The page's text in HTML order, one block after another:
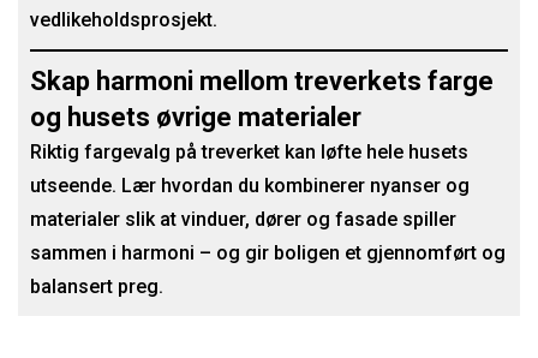
vedlikeholdsprosjekt.
Skap harmoni mellom treverkets farge
og husets øvrige materialer
Riktig fargevalg på treverket kan løfte hele husets
utseende. Lær hvordan du kombinerer nyanser og
materialer slik at vinduer, dører og fasade spiller
sammen i harmoni – og gir boligen et gjennomført og
balansert preg.